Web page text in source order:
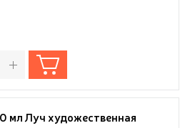
мл Луч художественная